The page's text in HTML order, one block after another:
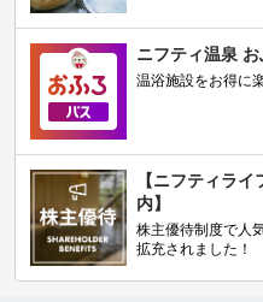
ニフティ温泉
温浴施設をお得に
【ニフティラ
内】
株主優待制度で人
拡充されました！